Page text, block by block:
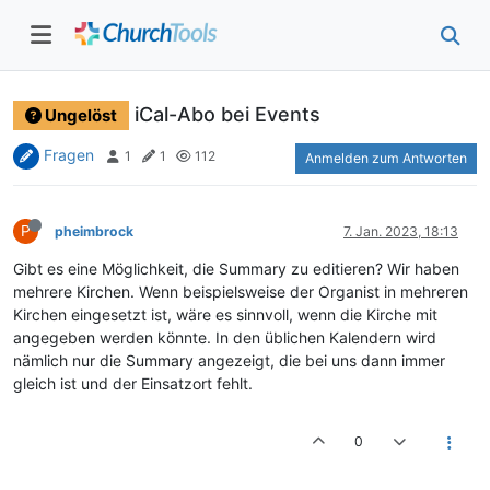
Ungelöst iCal-Abo bei Events
Fragen 1 1 112 Anmelden zum Antworten
P pheimbrock 7. Jan. 2023, 18:13
Gibt es eine Möglichkeit, die Summary zu editieren? Wir haben
mehrere Kirchen. Wenn beispielsweise der Organist in mehreren
Kirchen eingesetzt ist, wäre es sinnvoll, wenn die Kirche mit
angegeben werden könnte. In den üblichen Kalendern wird
nämlich nur die Summary angezeigt, die bei uns dann immer
gleich ist und der Einsatzort fehlt.
0